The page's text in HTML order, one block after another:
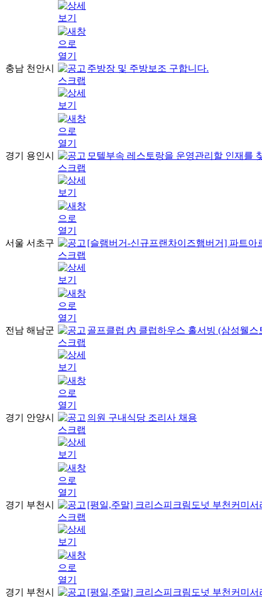
충남 천안시 주방장 및 주방보조 구합니다.
경기 용인시 모텔부속 레스토랑을 운영관리할 인재를
서울 서초구 [슬램버거-신규프랜차이즈햄버거] 파트
전남 해남군 골프클럽 內 클럽하우스 홀서빙 (삼성웰
경기 안양시 의원 구내식당 조리사 채용
경기 부천시 [평일,주말] 크리스피크림도넛 부천커미
경기 부천시 [평일,주말] 크리스피크림도넛 부천커미